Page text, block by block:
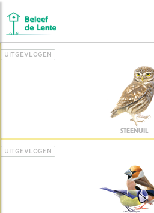
UITGEVLOGEN
STEENUIL
UITGEVLOGEN